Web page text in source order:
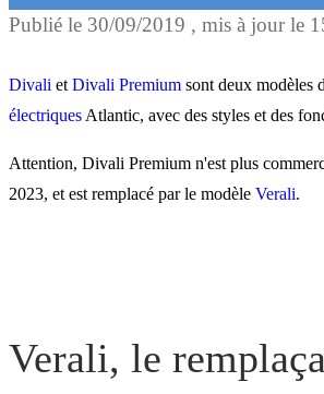
Verali, le
Divali
Différences
Verali
Publié le 30/09/2019 , mis à jour le
Divali et Divali Premium sont deux modèles
électriques Atlantic, avec des styles et des
Attention, Divali Premium n'est plus
2023, et est remplacé par le modèle Verali.
Verali, le